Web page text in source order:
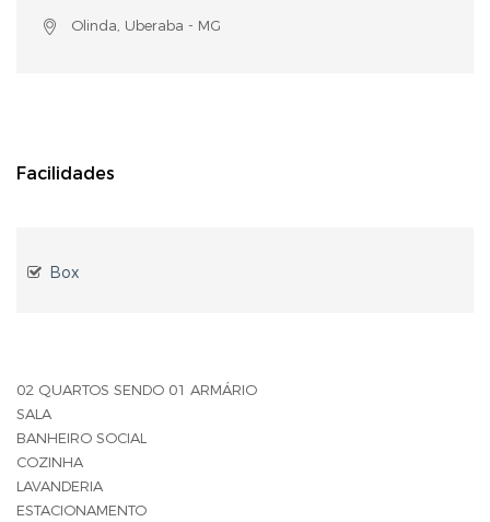
Olinda, Uberaba - MG
Facilidades
Box
02 QUARTOS SENDO 01 ARMÁRIO
SALA
BANHEIRO SOCIAL
COZINHA
LAVANDERIA
ESTACIONAMENTO